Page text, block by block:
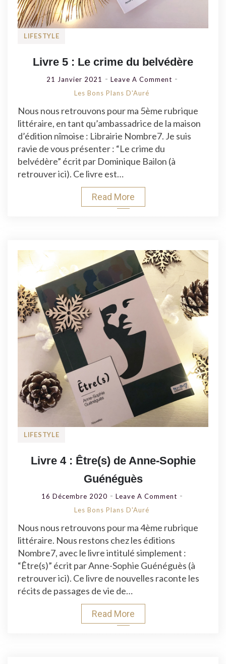
LIFESTYLE
Livre 5 : Le crime du belvédère
21 Janvier 2021 Leave A CommentOn
:
Le
Crime
Belvédère
Les Bons Plans D'Auré
Nous nous retrouvons pour ma 5ème rubrique
littéraire, en tant qu’ambassadrice de la maison
d’édition nîmoise : Librairie Nombre7. Je suis
ravie de vous présenter : “Le crime du
belvédère” écrit par Dominique Bailon (à
retrouver ici). Ce livre est…
Read More
LIFESTYLE
Livre 4 : Être(s) de Anne-Sophie
Guénéguès
16 Décembre 2020 Leave A CommentOn
:
De
Anne-
Sophie
Les Bons Plans D'Auré
Nous nous retrouvons pour ma 4ème rubrique
littéraire. Nous restons chez les éditions
Nombre7, avec le livre intitulé simplement :
“Être(s)” écrit par Anne-Sophie Guénéguès (à
retrouver ici). Ce livre de nouvelles raconte les
récits de passages de vie de…
Read More